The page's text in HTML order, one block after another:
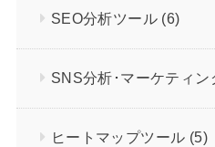
SEO分析ツール (6)
SNS分析･マーケティン
ヒートマップツール (5)